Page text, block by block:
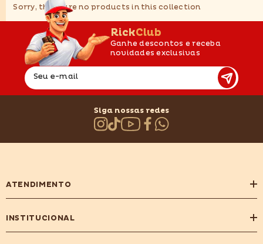
Sorry, there are no products in this collection
RickClub
Ganhe descontos e receba
novidades exclusivas
Seu e-mail
Siga nossas redes
ATENDIMENTO
INSTITUCIONAL